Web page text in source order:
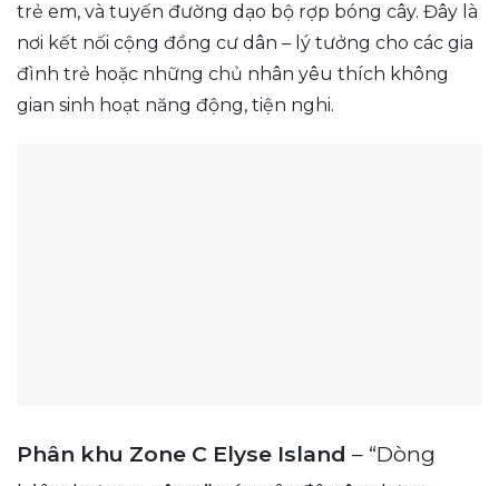
trẻ em, và tuyến đường dạo bộ rợp bóng cây. Đây là
nơi kết nối cộng đồng cư dân – lý tưởng cho các gia
đình trẻ hoặc những chủ nhân yêu thích không
gian sinh hoạt năng động, tiện nghi.
Phân khu Zone C Elyse Island – “Dòng